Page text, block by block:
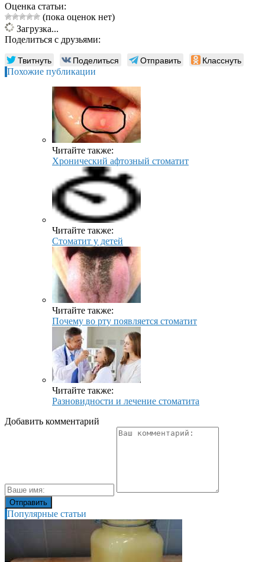
Оценка статьи:
(пока оценок нет)
Загрузка...
Поделиться с друзьями:
Твитнуть Поделиться Отправить Класснуть
Похожие публикации
Читайте также:
Хронический афтозный стоматит
Читайте также:
Стоматит у детей
Читайте также:
Почему во рту появляется стоматит
Читайте также:
Разновидности и лечение стоматита
Добавить комментарий
Популярные статьи